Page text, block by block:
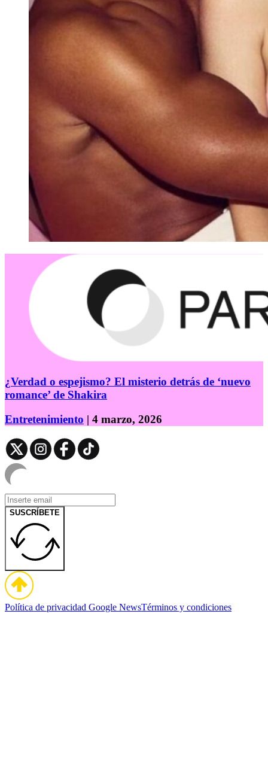
¿Verdad o espejismo? El misterio detrás de ‘nuevo
romance’ de Shakira
Entretenimiento | 4 marzo, 2026
SUSCRÍBETE
Política de privacidad Google NewsTérminos y condiciones